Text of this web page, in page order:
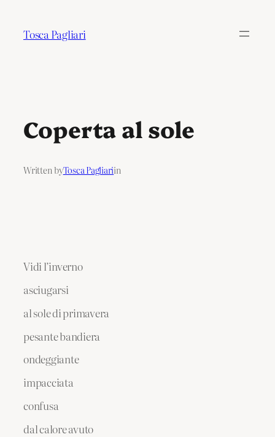
Tosca Pagliari
Coperta al sole
Written byTosca Pagliariin
Vidi l’inverno
asciugarsi
al sole di primavera
pesante bandiera
ondeggiante
impacciata
confusa
dal calore avuto